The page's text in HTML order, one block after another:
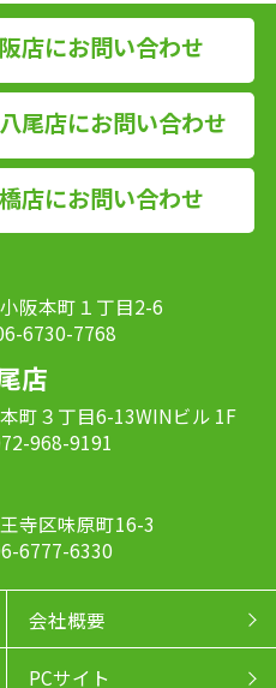
店にお問い合わせ
尾店にお問い合わせ
店にお問い合わせ
阪本町１丁目2-6
6730-7768
店
町３丁目6-13WINビル 1F
968-9191
寺区味原町16-3
6777-6330
会社概要
PCサイト